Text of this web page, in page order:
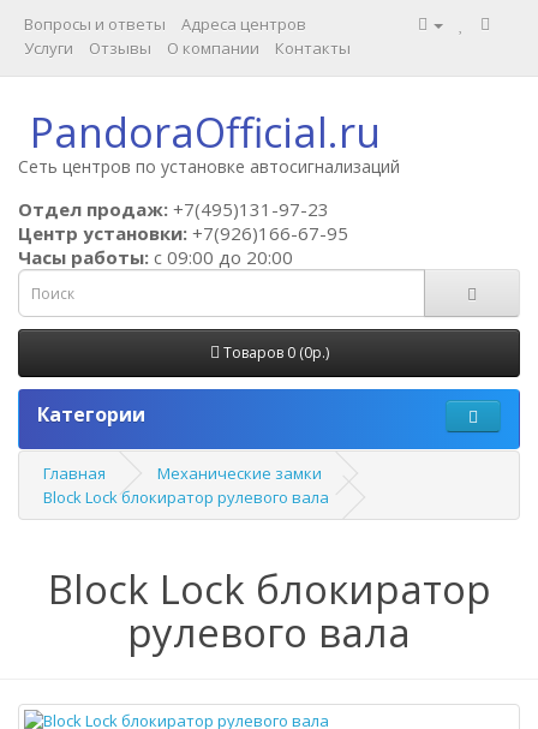
Вопросы и ответы
Адреса центров
Услуги
Отзывы О компании Контакты
PandoraOfficial.ru
Сеть центров по установке автосигнализаций
Отдел продаж: +7(495)131-97-23
Центр установки: +7(926)166-67-95
Часы работы: c 09:00 до 20:00
Товаров 0 (0р.)
Категории
Главная
Механические замки
Block Lock блокиратор рулевого вала
Block Lock блокиратор
рулевого вала